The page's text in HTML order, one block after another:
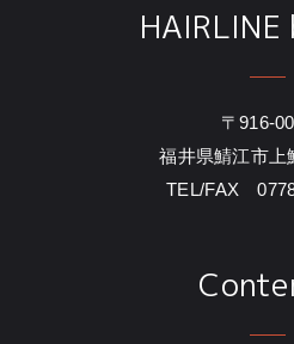
〒916-
福井県鯖江市上
TEL/FAX